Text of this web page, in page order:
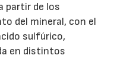
partir de los
del mineral, con el
sulfúrico,
en distintos